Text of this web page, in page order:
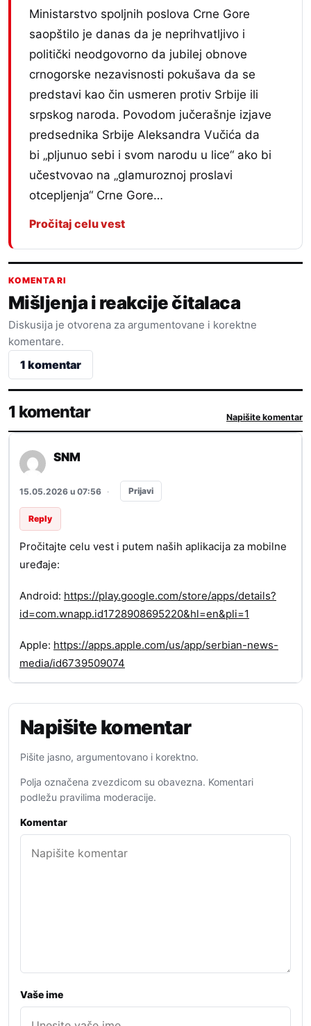
Ministarstvo spoljnih poslova Crne Gore
saopštilo je danas da je neprihvatljivo i
politički neodgovorno da jubilej obnove
crnogorske nezavisnosti pokušava da se
predstavi kao čin usmeren protiv Srbije ili
srpskog naroda. Povodom jučerašnje izjave
predsednika Srbije Aleksandra Vučića da
bi „pljunuo sebi i svom narodu u lice“ ako bi
učestvovao na „glamuroznoj proslavi
otcepljenja“ Crne Gore…
Pročitaj celu vest
KOMENTARI
Mišljenja i reakcije čitalaca
Diskusija je otvorena za argumentovane i korektne
komentare.
1 komentar
1 komentar Napišite komentar
SNM
15.05.2026 u 07:56 · Prijavi
Reply
Pročitajte celu vest i putem naših aplikacija za mobilne
uređaje:
Android: https://play.google.com/store/apps/details?
id=com.wnapp.id1728908695220&hl=en&pli=1
Apple: https://apps.apple.com/us/app/serbian-news-
media/id6739509074
Napišite komentar
Pišite jasno, argumentovano i korektno.
Polja označena zvezdicom su obavezna. Komentari
podležu pravilima moderacije.
Komentar
Vaše ime